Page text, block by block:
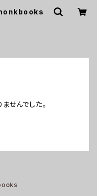
honkbooks
せんでした。